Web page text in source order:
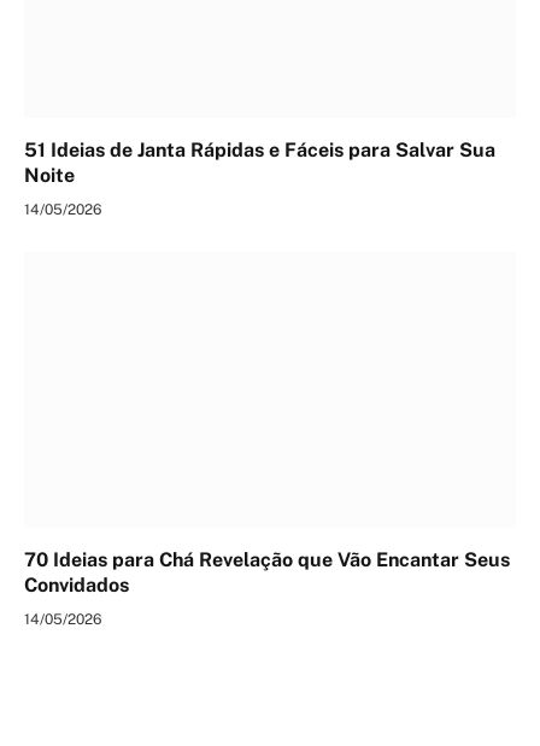
51 Ideias de Janta Rápidas e Fáceis para Salvar Sua
Noite
14/05/2026
70 Ideias para Chá Revelação que Vão Encantar Seus
Convidados
14/05/2026